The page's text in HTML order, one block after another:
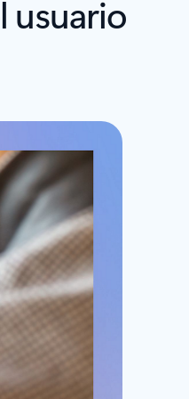
usuario